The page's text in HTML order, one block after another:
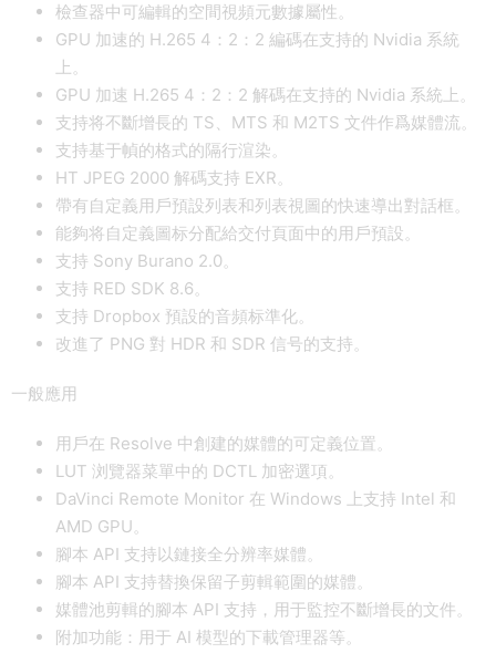
檢查器中可編輯的空間視頻元數據屬性。
GPU 加速的 H.265 4：2：2 編碼在支持的 Nvidia 系統
上。
GPU 加速 H.265 4：2：2 解碼在支持的 Nvidia 系統上。
支持将不斷增長的 TS、MTS 和 M2TS 文件作爲媒體流。
支持基于幀的格式的隔行渲染。
HT JPEG 2000 解碼支持 EXR。
帶有自定義用戶預設列表和列表視圖的快速導出對話框。
能夠将自定義圖标分配給交付頁面中的用戶預設。
支持 Sony Burano 2.0。
支持 RED SDK 8.6。
支持 Dropbox 預設的音頻标準化。
改進了 PNG 對 HDR 和 SDR 信号的支持。
一般應用
用戶在 Resolve 中創建的媒體的可定義位置。
LUT 浏覽器菜單中的 DCTL 加密選項。
DaVinci Remote Monitor 在 Windows 上支持 Intel 和
AMD GPU。
腳本 API 支持以鏈接全分辨率媒體。
腳本 API 支持替換保留子剪輯範圍的媒體。
媒體池剪輯的腳本 API 支持，用于監控不斷增長的文件。
附加功能：用于 AI 模型的下載管理器等。